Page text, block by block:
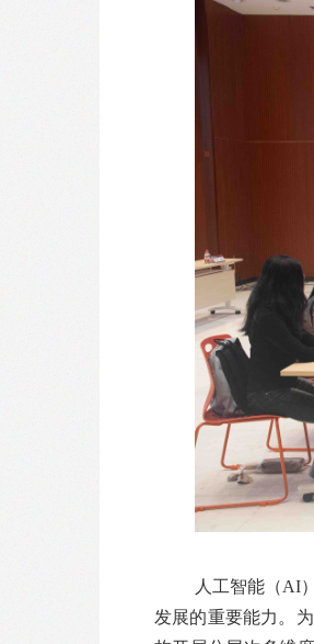
人工智能（AI
发展的重要能力。